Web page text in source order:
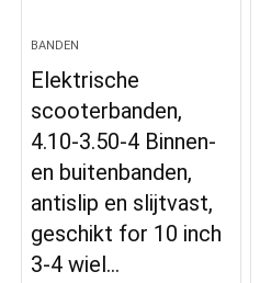
BANDEN
Elektrische
scooterbanden,
4.10-3.50-4 Binnen-
en buitenbanden,
antislip en slijtvast,
geschikt for 10 inch
3-4 wiel…